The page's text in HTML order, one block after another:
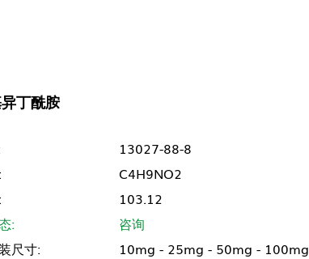
丁酰胺
13027-88-8
C4H9NO2
103.12
:
咨询
尺寸:
10mg - 25mg - 50mg - 100mg